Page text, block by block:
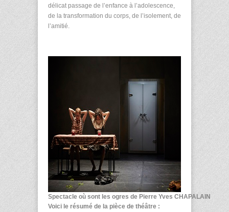
délicat passage de l’enfance à l’adolescence,
de la transformation du corps, de l’isolement, de
l’amitié.
Spectacle où sont les ogres de Pierre Yves CHAPALAIN
Voici le résumé de la pièce de théâtre :